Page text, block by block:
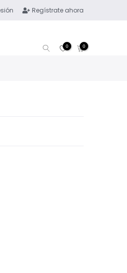
Regístrate ahora
0 0